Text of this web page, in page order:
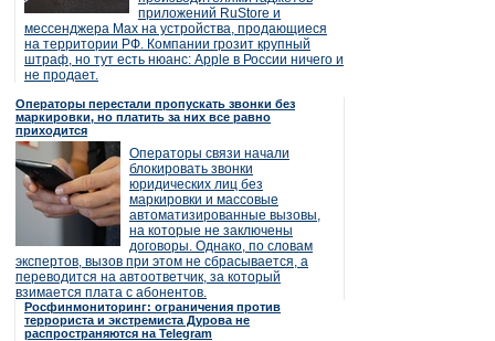
приложений RuStore и
мессенджера Max на устройства, продающиеся
на территории РФ. Компании грозит крупный
штраф, но тут есть нюанс: Apple в России ничего и
не продает.
Операторы перестали пропускать звонки без
маркировки, но платить за них все равно
приходится
Операторы связи начали
блокировать звонки
юридических лиц без
маркировки и массовые
автоматизированные вызовы,
на которые не заключены
договоры. Однако, по словам
экспертов, вызов при этом не сбрасывается, а
переводится на автоответчик, за который
взимается плата с абонентов.
Росфинмониторинг: ограничения против
террориста и экстремиста Дурова не
распространяются на Telegram